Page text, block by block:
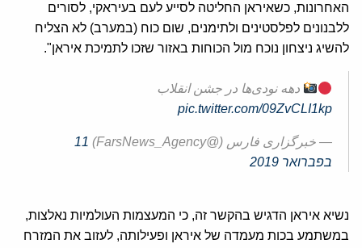
האחרונות, כשאיראן החליטה לסייע לעם בעיראקי, לסורים
ללבנונים לפלסטינים ולתימנים, שום כוח (במערב) לא הצליח
להשיג ניצחון נוכח מול הכוחות באזור שזכו לתמיכת איראן".
دهه نودی‌ها در جشن انقلاب
pic.twitter.com/09ZvCLI1kp
— خبرگزاری فارس (@FarsNews_Agency)
11
בפברואר 2019
נשיא איראן הדגיש בהקשר זה, כי המעצמות העולמיות נאלצות,
במשתמע בכות מעמדה של איראן ופעילותה, לעזוב את המזרח